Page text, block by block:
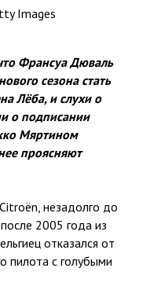
Images
Франсуа Дюваль
сезона стать
Лёба, и слухи о
о подписании
Мяртином
проясняют
незадолго до
2005 года из
отказался от
пилота с голубыми